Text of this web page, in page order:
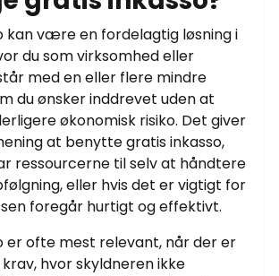
kan være en fordelagtig løsning i
du som virksomhed eller
med en eller flere mindre
du ønsker inddrevet uden at
økonomisk risiko. Det giver
at benytte gratis inkasso,
ressourcerne til selv at håndtere
eller hvis det er vigtigt for
foregår hurtigt og effektivt.
er ofte mest relevant, når der er
hvor skyldneren ikke